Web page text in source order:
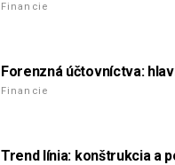
Financie
Forenzná účtovníctva:
Financie
Trend línia: konštrukcia a